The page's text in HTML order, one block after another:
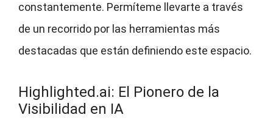
constantemente. Permíteme llevarte a través
de un recorrido por las herramientas más
destacadas que están definiendo este espacio.
Highlighted.ai: El Pionero de la
Visibilidad en IA